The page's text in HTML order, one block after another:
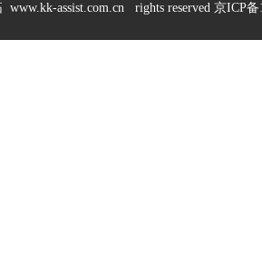
assist.com.cn rights reserved 京ICP备